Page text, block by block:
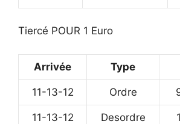
Tiercé POUR 1 Euro
Arrivée Type
11-13-12 Ordre
11-13-12 Desordre